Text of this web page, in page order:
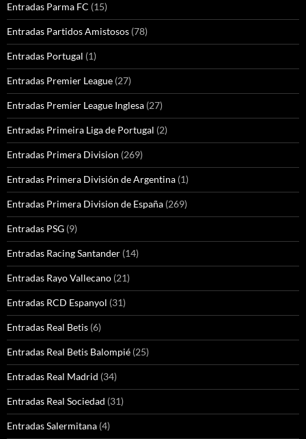
Entradas Parma FC (15)
Entradas Partidos Amistosos (78)
Entradas Portugal (1)
Entradas Premier League (27)
Entradas Premier League Inglesa (27)
Entradas Primeira Liga de Portugal (2)
Entradas Primera Division (269)
Entradas Primera División de Argentina (1)
Entradas Primera Division de España (269)
Entradas PSG (9)
Entradas Racing Santander (14)
Entradas Rayo Vallecano (21)
Entradas RCD Espanyol (31)
Entradas Real Betis (6)
Entradas Real Betis Balompié (25)
Entradas Real Madrid (34)
Entradas Real Sociedad (31)
Entradas Salermitana (4)